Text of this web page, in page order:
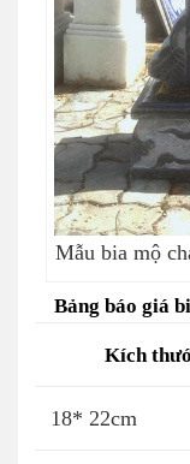
Mẫu bia mộ
Bảng báo giá
Kích
18* 22cm